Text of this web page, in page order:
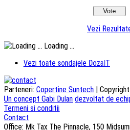
Vezi
Loading ...
Vezi toate sondajele DozaIT
Parteneri: Copertine Suntech |
Un concept Gabi Dulan dezvoltat de
Termeni si conditii
Contact
Office: Mk Tax The Pinnacle, 150